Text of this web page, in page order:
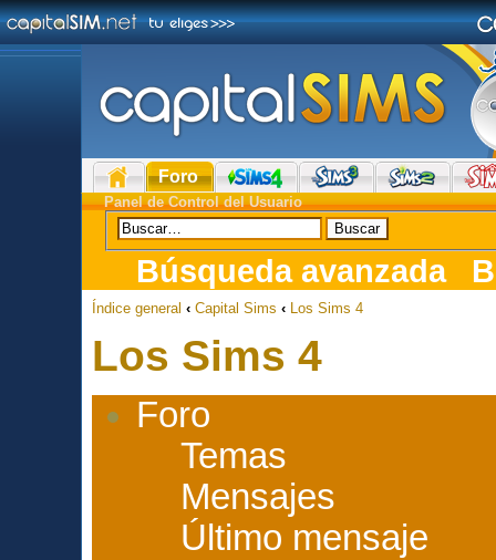
Foro
Panel de Control del Usuario
Búsqueda avanzada
Índice general ‹ Capital Sims ‹ Los Sims 4
Los Sims 4
Foro
Temas
Mensajes
Último mensaje